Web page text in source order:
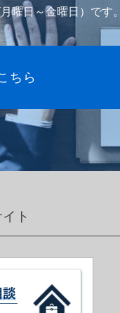
曜日～金曜日）です
ちら
ト